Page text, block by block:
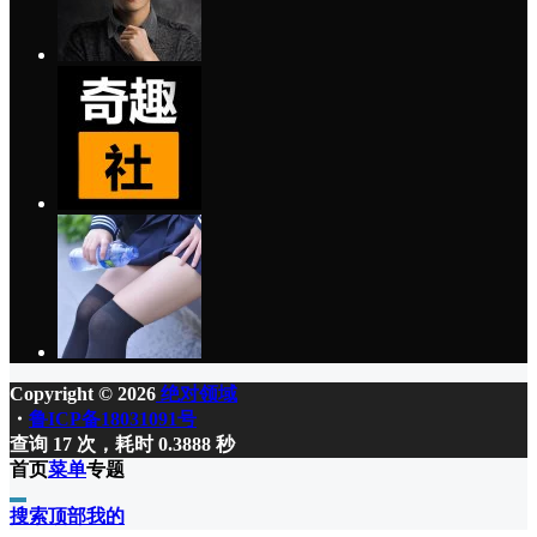
Copyright © 2026 绝对领域
・ 鲁ICP备18031091号
查询 17 次，耗时 0.3888 秒
首页菜单专题
搜索顶部我的